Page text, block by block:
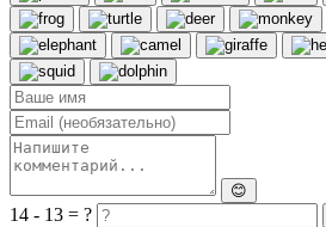
😊
14 - 13 = ?